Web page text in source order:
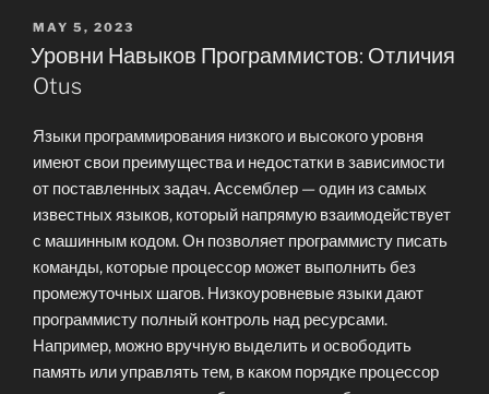
POSTED
ON
MAY 5, 2023
Уровни Навыков Программистов: Отличия
Otus
Языки программирования низкого и высокого уровня
имеют свои преимущества и недостатки в зависимости
от поставленных задач. Ассемблер — один из самых
известных языков, который напрямую взаимодействует
с машинным кодом. Он позволяет программисту писать
команды, которые процессор может выполнить без
промежуточных шагов. Низкоуровневые языки дают
программисту полный контроль над ресурсами.
Например, можно вручную выделить и освободить
память или управлять тем, в каком порядке процессор